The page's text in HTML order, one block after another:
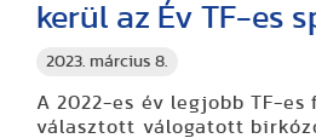
2023. március 8.
kerül az Év TF-es
A 2022-es év legjobb TF-
választott válogatott